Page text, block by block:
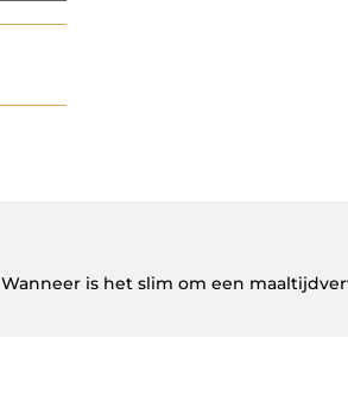
Wanneer is het slim om een